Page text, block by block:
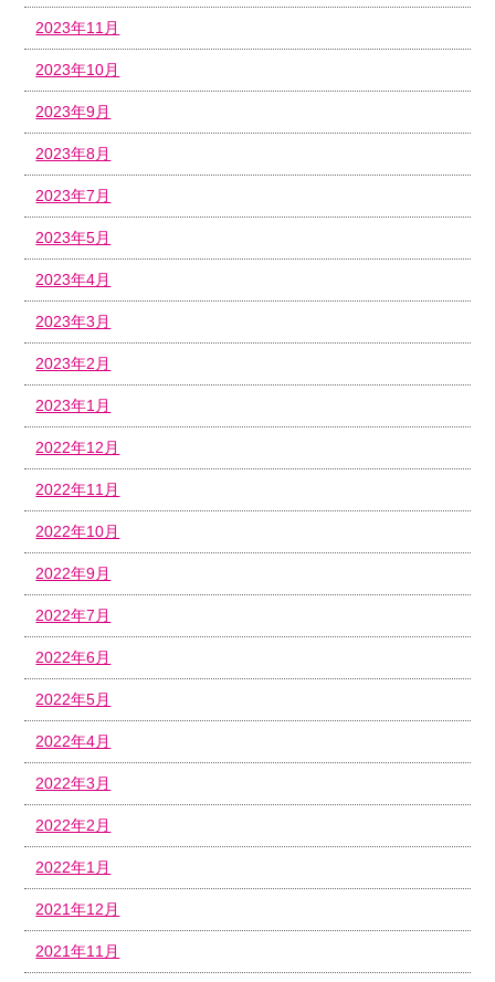
2023年11月
2023年10月
2023年9月
2023年8月
2023年7月
2023年5月
2023年4月
2023年3月
2023年2月
2023年1月
2022年12月
2022年11月
2022年10月
2022年9月
2022年7月
2022年6月
2022年5月
2022年4月
2022年3月
2022年2月
2022年1月
2021年12月
2021年11月